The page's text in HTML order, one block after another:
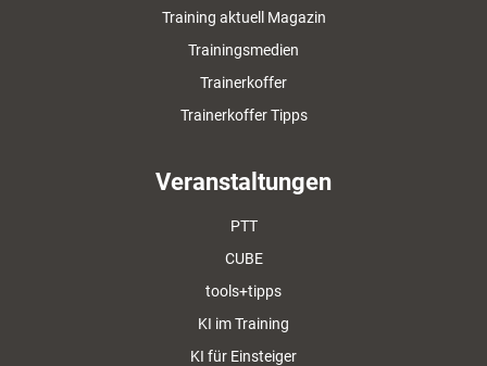
Training aktuell Magazin
Trainingsmedien
Trainerkoffer
Trainerkoffer Tipps
Veranstaltungen
PTT
CUBE
tools+tipps
KI im Training
KI für Einsteiger